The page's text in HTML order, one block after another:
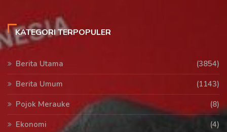
KATEGORI TERPOPULER
Berita Utama
(3854)
Berita Umum
(1143)
Pojok Merauke
(8)
Ekonomi
(4)